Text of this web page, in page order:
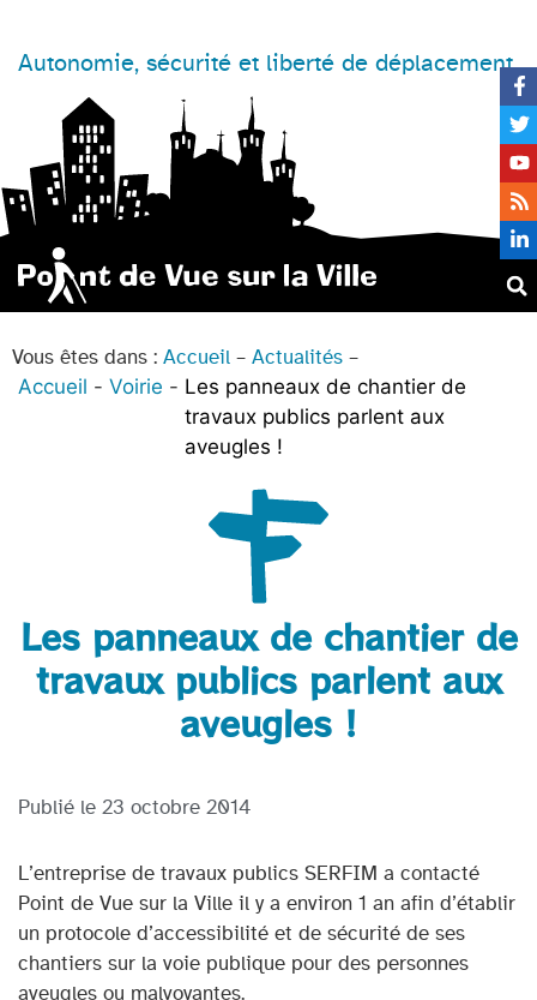
Autonomie, sécurité et liberté de déplacement
Vous êtes dans : Accueil – Actualités –
Accueil Voirie
Les panneaux de chantier de
travaux publics parlent aux
aveugles !
Les panneaux de chantier de
travaux publics parlent aux
aveugles !
Publié le 23 octobre 2014
L’entreprise de travaux publics SERFIM a contacté
Point de Vue sur la Ville il y a environ 1 an afin d’établir
un protocole d’accessibilité et de sécurité de ses
chantiers sur la voie publique pour des personnes
aveugles ou malvoyantes.